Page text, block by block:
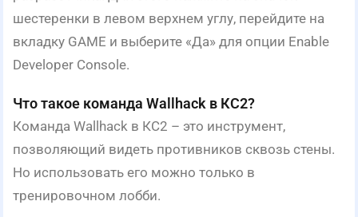
шестеренки в левом верхнем углу, перейдите на
вкладку GAME и выберите «Да» для опции Enable
Developer Console.
Что такое команда Wallhack в КС2?
Команда Wallhack в КС2 – это инструмент,
позволяющий видеть противников сквозь стены.
Но использовать его можно только в
тренировочном лобби.